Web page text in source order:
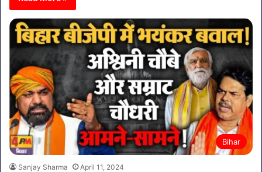
Bihar
Sanjay Sharma April 11, 2024